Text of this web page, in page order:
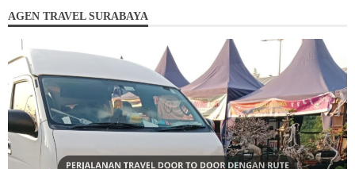
AGEN TRAVEL SURABAYA